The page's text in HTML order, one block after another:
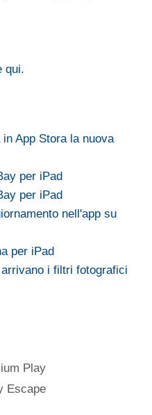
qui.
App Stora la nuova
per iPad
per iPad
nell'app su
per iPad
i filtri fotografici
Play
Escape